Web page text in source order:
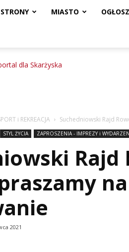
STRONY MIASTO
i REKREACJA Suchedniowski Rajd
STYL ŻYCIA ZAPROSZENIA - IMPREZY i
Rajd
2021